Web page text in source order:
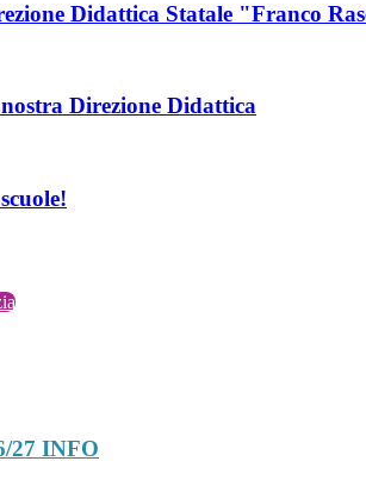
Didattica Statale "Franco
Direzione Didattica
27 INFO